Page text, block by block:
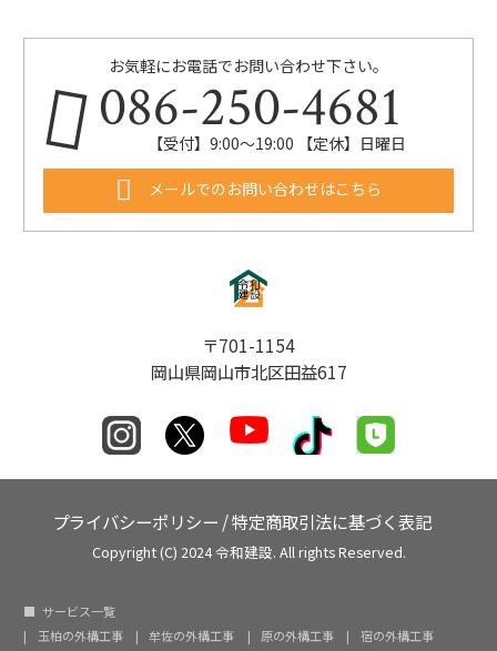
お気軽にお電話でお問い合わせ下さい。
086-250-4681
【受付】9:00〜19:00 【定休】日曜日
メールでのお問い合わせはこちら
〒701-1154
岡山県岡山市北区田益617
プライバシーポリシー /特定商取引法に基づく表記
Copyright (C) 2024 令和建設. All rights Reserved.
サービス一覧
玉柏の外構工事
牟佐の外構工事 原の外構工事
宿の外構工事